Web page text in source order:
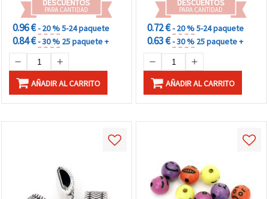
DESCUENTOS
PARA CANTIDAD
0.96 €- 20 %5-24 paquete
0.84 €- 30 % 25 paquete +
AÑADIR AL CARRITO
DESCUENTOS
PARA CANTIDAD
0.72 €- 20 %5-24 paquete
0.63 €- 30 % 25 paquete +
AÑADIR AL CARRITO